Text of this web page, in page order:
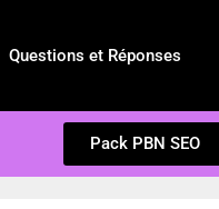
Questions et Réponses
Pack PBN SEO